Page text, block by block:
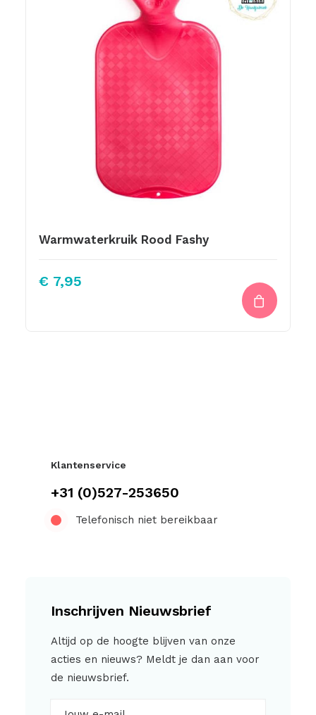
Warmwaterkruik Rood Fashy
€ 7,95
Klantenservice
+31 (0)527-253650
Telefonisch niet bereikbaar
Inschrijven Nieuwsbrief
Altijd op de hoogte blijven van onze
acties en nieuws? Meldt je dan aan voor
de nieuwsbrief.